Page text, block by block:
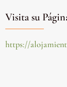
Visita su
https://